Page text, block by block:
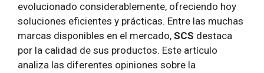
evolucionado considerablemente, ofreciendo hoy
soluciones eficientes y prácticas. Entre las muchas
marcas disponibles en el mercado, SCS destaca
por la calidad de sus productos. Este artículo
analiza las diferentes opiniones sobre la